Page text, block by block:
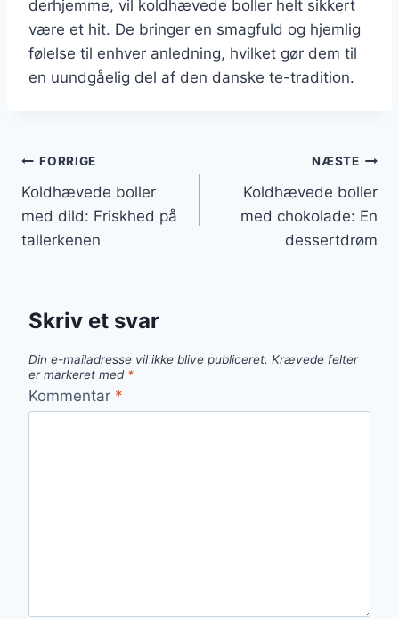
derhjemme, vil koldhævede boller helt sikkert
være et hit. De bringer en smagfuld og hjemlig
følelse til enhver anledning, hvilket gør dem til
en uundgåelig del af den danske te-tradition.
Indlægsnavigation
FORRIGE
Koldhævede boller
med dild: Friskhed på
tallerkenen
NÆSTE
Koldhævede boller
med chokolade: En
dessertdrøm
Skriv et svar
Din e-mailadresse vil ikke blive publiceret. Krævede felter
er markeret med *
Kommentar *